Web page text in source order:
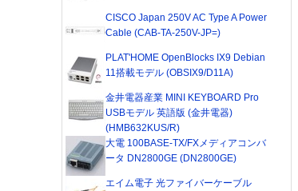
CISCO Japan 250V AC Type A Power
Cable (CAB-TA-250V-JP=)
PLAT'HOME OpenBlocks IX9 Debian
11搭載モデル (OBSIX9/D11A)
金井電器産業 MINI KEYBOARD Pro
USBモデル 英語版 (金井電器)
(HMB632KUS/R)
大電 100BASE-TX/FXメディアコンバ
ータ DN2800GE (DN2800GE)
エイム電子 光ファイバーケーブル